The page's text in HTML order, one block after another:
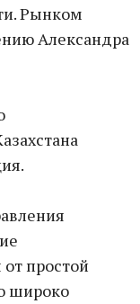
Рынком
Александра
простой
широко